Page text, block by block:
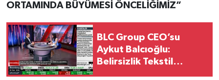
ORTAMINDA BÜYÜMESİ ÖNCELİĞİMİZ”
BLC Group CEO’su
Aykut Balcıoğlu:
Belirsizlik Tekstil